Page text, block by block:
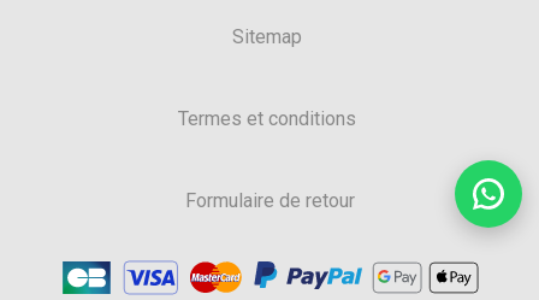
Sitemap
Termes et conditions
Formulaire de retour